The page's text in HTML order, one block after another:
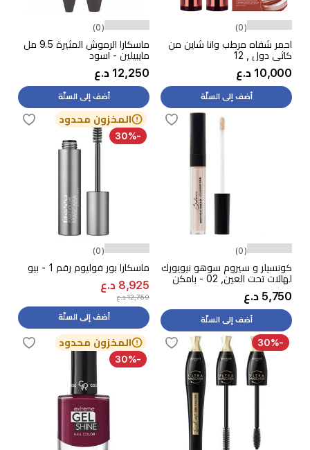
(0)
احمر شفاه مرطب وانا شاين من
كاثي دول , 12
10,000 د.ع
أضف إلى السلّة
(0)
ماسكارا الرموش المثيرة 9.5 مل
مايبيلين - اسود
12,250 د.ع
أضف إلى السلّة
(0)
كونسيلر و سيروم سوهو نيويورك
لهالات تحت العين, 02 - بامكن
5,750 د.ع
أضف إلى السلّة
المخزون محدود
-30%
(0)
ماسكارا بور فوليوم رقم 1 - بيو
8,925 د.ع
12,750 د.ع
أضف إلى السلّة
-30%
المخزون محدود
-30%